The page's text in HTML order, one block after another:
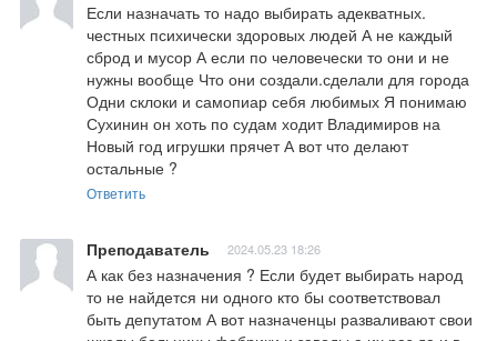
Если назначать то надо выбирать адекватных.
честных психически здоровых людей А не каждый
сброд и мусор А если по человечески то они и не
нужны вообще Что они создали.сделали для города
Одни склоки и самопиар себя любимых Я понимаю
Сухинин он хоть по судам ходит Владимиров на
Новый год игрушки прячет А вот что делают
остальные ?
Ответить
Преподаватель 2024.05.23 18:26
А как без назначения ? Если будет выбирать народ
то не найдется ни одного кто бы соответствовал
быть депутатом А вот назначенцы разваливают свои